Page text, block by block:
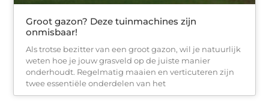
Groot gazon? Deze tuinmachines zijn
onmisbaar!
Als trotse bezitter van een groot gazon, wil je natuurlijk
weten hoe je jouw grasveld op de juiste manier
onderhoudt. Regelmatig maaien en verticuteren zijn
twee essentiële onderdelen van het